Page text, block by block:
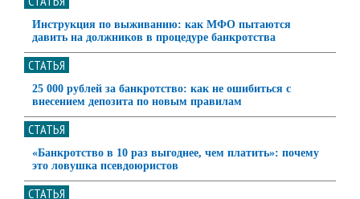
Инструкция по выживанию: как МФО пытаются
давить на должников в процедуре банкротства
СТАТЬЯ
25 000 рублей за банкротство: как не ошибиться с
внесением депозита по новым правилам
СТАТЬЯ
«Банкротство в 10 раз выгоднее, чем платить»: почему
это ловушка псевдоюристов
СТАТЬЯ